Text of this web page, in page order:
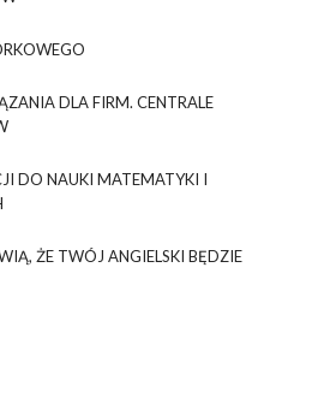
DLA FIRM. CENTRALE
DO NAUKI MATEMATYKI I
ŻE TWÓJ ANGIELSKI BĘDZIE